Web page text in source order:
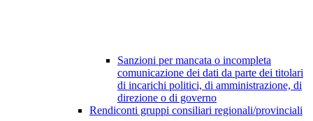
Sanzioni per mancata o incompleta
comunicazione dei dati da parte dei titolari
di incarichi politici, di amministrazione, di
direzione o di governo
Rendiconti gruppi consiliari regionali/provinciali